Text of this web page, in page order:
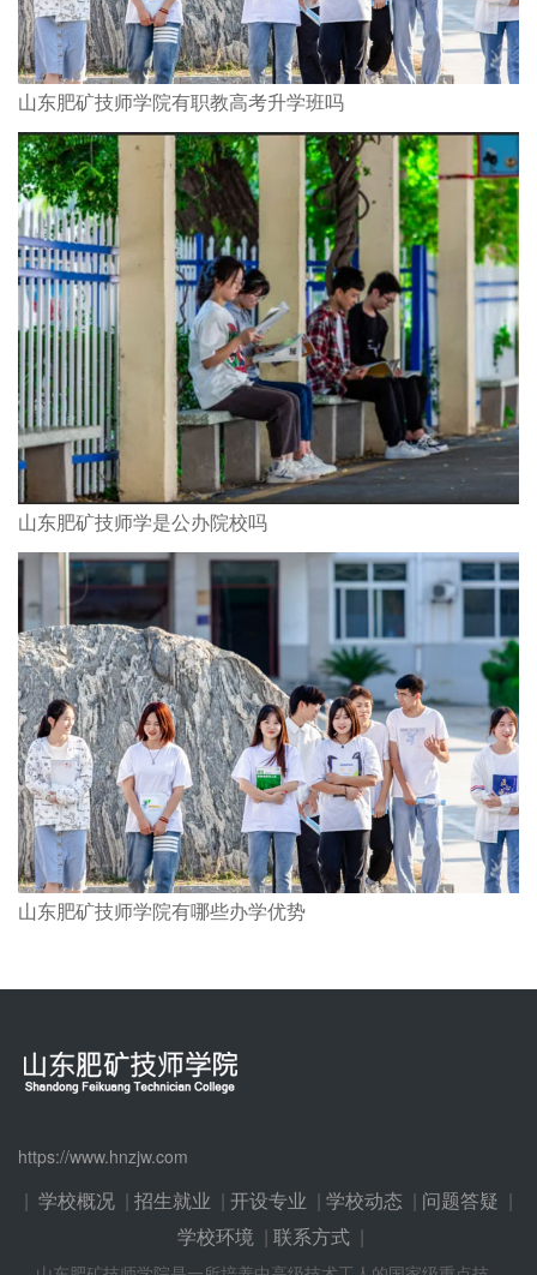
山东肥矿技师学院有职教高考升学班吗
山东肥矿技师学是公办院校吗
山东肥矿技师学院有哪些办学优势
https://www.hnzjw.com
| 学校概况 | 招生就业 | 开设专业 | 学校动态 | 问题答疑 |
学校环境 | 联系方式 |